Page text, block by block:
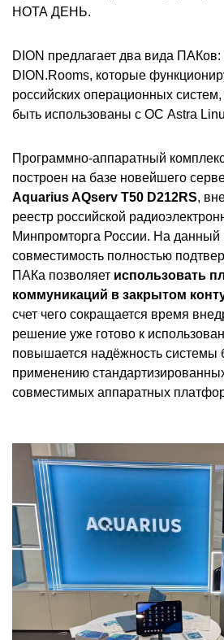
НОТА ДЕНЬ.
DION предлагает два вида
DION.Rooms, которые
российских операционных систем,
быть использованы с ОС Astra
Программно-аппаратный
построен на базе новейшего
Aquarius AQserv T50 D212RS,
реестр российской
Минпромторга России. На данный
совместимость полностью
ПАКа позволяет использовать
коммуникаций в закрытом
счет чего сокращается время
решение уже готово к
повышается надёжность системы
применению
совместимых аппаратных